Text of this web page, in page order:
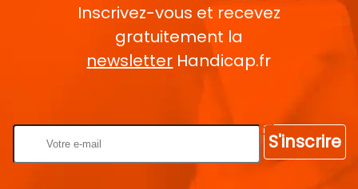
Inscrivez-vous et recevez
gratuitement la
newsletter Handicap.fr
S'inscrire